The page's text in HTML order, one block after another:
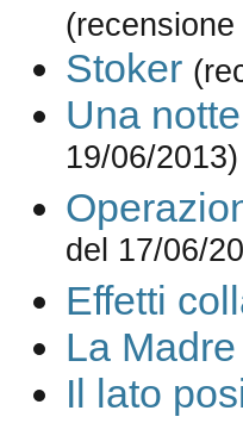
Stoker
Una
19/06/2013)
del 17/06/
Effetti
La Madre
Il lato